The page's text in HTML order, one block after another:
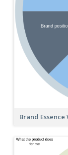
Brand Essence